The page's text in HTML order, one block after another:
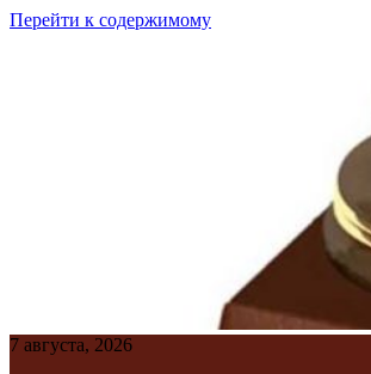
Перейти к содержимому
7 августа, 2026